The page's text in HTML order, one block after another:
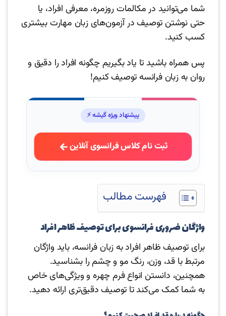
شما می‌توانید در مکالمات روزمره، معرفی افراد، یا
حتی نوشتن توصیف در آزمون‌های زبان مهارت بیشتری
کسب کنید.
پس همراه باشید تا یاد بگیریم چگونه افراد را دقیق و
روان به زبان فرانسه توصیف کنیم!
پیشنهاد ویژه گیشه ⚡
ثبت نام کلاس فرانسوی آنلاین
فهرست مطالب
واژگان ضروری فرانسوی برای توصیف ظاهر افراد
برای توصیف ظاهر افراد به زبان فرانسه، باید واژگان
مرتبط با قد، وزن، رنگ مو و چشم را بشناسید.
همچنین، دانستن انواع فرم چهره و ویژگی‌های خاص
به شما کمک می‌کند تا توصیف دقیق‌تری ارائه دهید.